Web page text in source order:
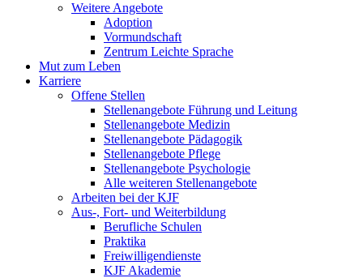
Weitere Angebote
Adoption
Vormundschaft
Zentrum Leichte Sprache
Mut zum Leben
Karriere
Offene Stellen
Stellenangebote Führung und Leitung
Stellenangebote Medizin
Stellenangebote Pädagogik
Stellenangebote Pflege
Stellenangebote Psychologie
Alle weiteren Stellenangebote
Arbeiten bei der KJF
Aus-, Fort- und Weiterbildung
Berufliche Schulen
Praktika
Freiwilligendienste
KJF Akademie